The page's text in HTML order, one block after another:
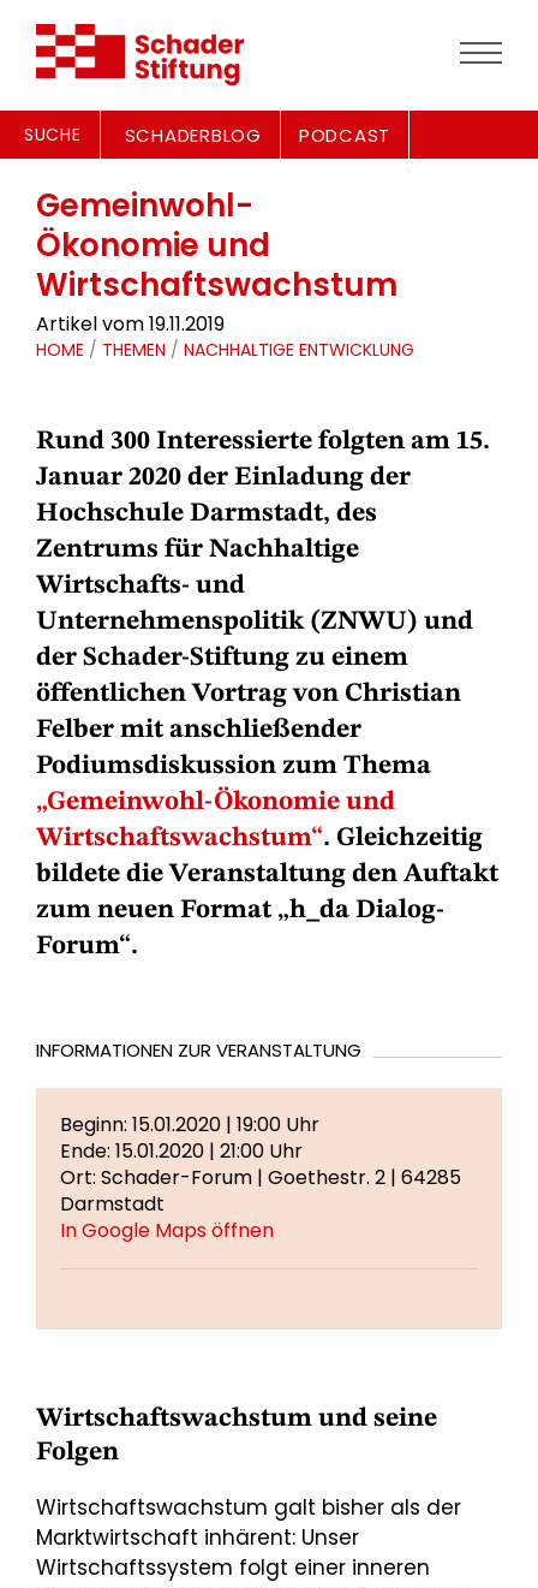
SUCHE SCHADERBLOG PODCAST
Gemeinwohl-
Ökonomie und
Wirtschaftswachstum
Artikel vom 19.11.2019
HOME / THEMEN / NACHHALTIGE ENTWICKLUNG
Rund 300 Interessierte folgten am 15.
Januar 2020 der Einladung der
Hochschule Darmstadt, des
Zentrums für Nachhaltige
Wirtschafts- und
Unternehmenspolitik (ZNWU) und
der Schader-Stiftung zu einem
öffentlichen Vortrag von Christian
Felber mit anschließender
Podiumsdiskussion zum Thema
„Gemeinwohl-Ökonomie und
Wirtschaftswachstum“. Gleichzeitig
bildete die Veranstaltung den Auftakt
zum neuen Format „h_da Dialog-
Forum“.
INFORMATIONEN ZUR VERANSTALTUNG
Beginn: 15.01.2020 | 19:00 Uhr
Ende: 15.01.2020 | 21:00 Uhr
Ort: Schader-Forum | Goethestr. 2 | 64285
Darmstadt
In Google Maps öffnen
Wirtschaftswachstum und seine
Folgen
Wirtschaftswachstum galt bisher als der
Marktwirtschaft inhärent: Unser
Wirtschaftssystem folgt einer inneren